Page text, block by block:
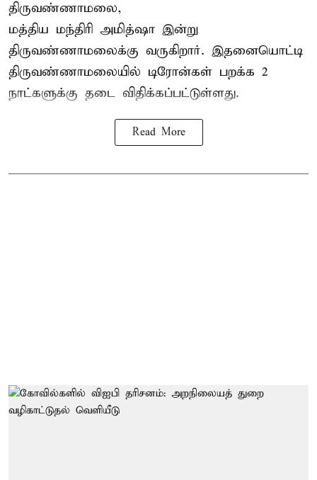
திருவண்ணாமலை,
மத்திய மந்திரி அமித்ஷா இன்று
திருவண்ணாமலைக்கு வருகிறார். இதனையொட்டி
திருவண்ணாமலையில் டிரோன்கள் பறக்க 2
நாட்களுக்கு தடை விதிக்கப்பட்டுள்ளது.
Read More